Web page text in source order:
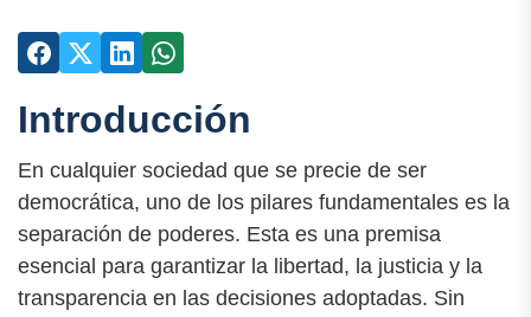
Introducción
En cualquier sociedad que se precie de ser
democrática, uno de los pilares fundamentales es la
separación de poderes. Esta es una premisa
esencial para garantizar la libertad, la justicia y la
transparencia en las decisiones adoptadas. Sin